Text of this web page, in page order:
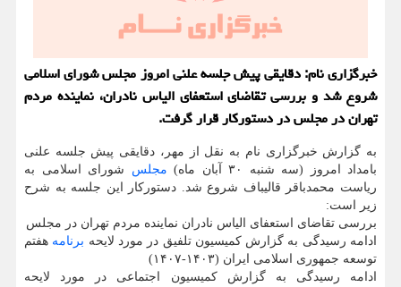
خبرگزاری نام: دقایقی پیش جلسه علنی امروز مجلس شورای اسلامی
شروع شد و بررسی تقاضای استعفای الیاس نادران، نماینده مردم
تهران در مجلس در دستورکار قرار گرفت.
به گزارش خبرگزاری نام به نقل از مهر، دقایقی پیش جلسه علنی
بامداد امروز (سه شنبه ۳۰ آبان ماه)
مجلس شورای اسلامی به
ریاست محمدباقر قالیباف شروع شد. دستورکار این جلسه به شرح
زیر است:
بررسی تقاضای استعفای الیاس نادران نماینده مردم تهران در مجلس
ادامه رسیدگی به گزارش کمیسیون تلفیق در مورد لایحه برنامه هفتم
توسعه جمهوری اسلامی ایران (۱۴۰۳-۱۴۰۷)
ادامه رسیدگی به گزارش کمیسیون اجتماعی در مورد لایحه